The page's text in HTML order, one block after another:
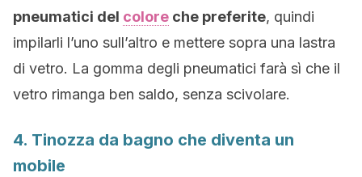
pneumatici del colore che preferite, quindi
impilarli l’uno sull’altro e mettere sopra una lastra
di vetro. La gomma degli pneumatici farà sì che il
vetro rimanga ben saldo, senza scivolare.
4. Tinozza da bagno che diventa un
mobile